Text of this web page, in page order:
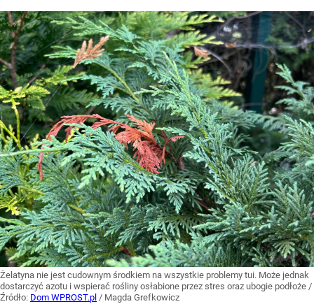
Żelatyna nie jest cudownym środkiem na wszystkie problemy tui. Może jednak
dostarczyć azotu i wspierać rośliny osłabione przez stres oraz ubogie podłoże /
Źródło: Dom WPROST.pl / Magda Grefkowicz